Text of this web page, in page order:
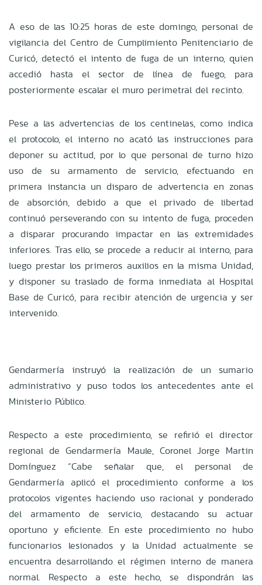
A eso de las 10:25 horas de este domingo, personal de
vigilancia del Centro de Cumplimiento Penitenciario de
Curicó, detectó el intento de fuga de un interno, quien
accedió hasta el sector de línea de fuego, para
posteriormente escalar el muro perimetral del recinto.
Pese a las advertencias de los centinelas, como indica
el protocolo, el interno no acató las instrucciones para
deponer su actitud, por lo que personal de turno hizo
uso de su armamento de servicio, efectuando en
primera instancia un disparo de advertencia en zonas
de absorción, debido a que el privado de libertad
continuó perseverando con su intento de fuga, proceden
a disparar procurando impactar en las extremidades
inferiores. Tras ello, se procede a reducir al interno, para
luego prestar los primeros auxilios en la misma Unidad,
y disponer su traslado de forma inmediata al Hospital
Base de Curicó, para recibir atención de urgencia y ser
intervenido.
Gendarmería instruyó la realización de un sumario
administrativo y puso todos los antecedentes ante el
Ministerio Público.
Respecto a este procedimiento, se refirió el director
regional de Gendarmería Maule, Coronel Jorge Martin
Domínguez “Cabe señalar que, el personal de
Gendarmería aplicó el procedimiento conforme a los
protocolos vigentes haciendo uso racional y ponderado
del armamento de servicio, destacando su actuar
oportuno y eficiente. En este procedimiento no hubo
funcionarios lesionados y la Unidad actualmente se
encuentra desarrollando el régimen interno de manera
normal. Respecto a este hecho, se dispondrán las